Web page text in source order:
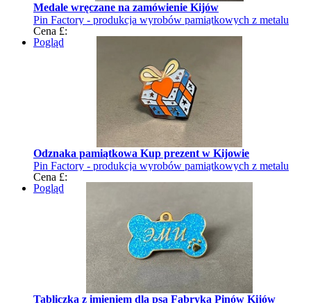
Medale wręczane na zamówienie Kijów
Pin Factory - produkcja wyrobów pamiątkowych z metalu
Cena £:
Pogląd
Odznaka pamiątkowa Kup prezent w Kijowie
Pin Factory - produkcja wyrobów pamiątkowych z metalu
Cena £:
Pogląd
Tabliczka z imieniem dla psa Fabryka Pinów Kijów